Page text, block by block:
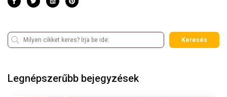
Keresés
Legnépszerűbb bejegyzések